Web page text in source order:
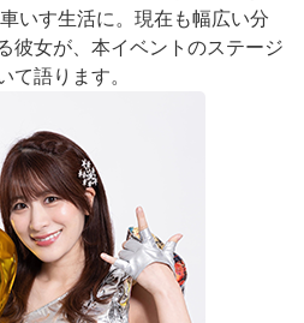
いす生活に。現在も幅広い分
彼女が、本イベントのステージ
て語ります。